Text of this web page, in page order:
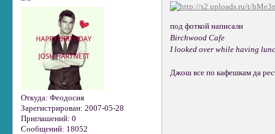
Откуда: Феодосия
Зарегистрирован: 2007-05-28
Приглашений: 0
Сообщений: 18052
под фоткой написали
Birchwood Cafe
I looked over while having
Джош все по кафешкам да